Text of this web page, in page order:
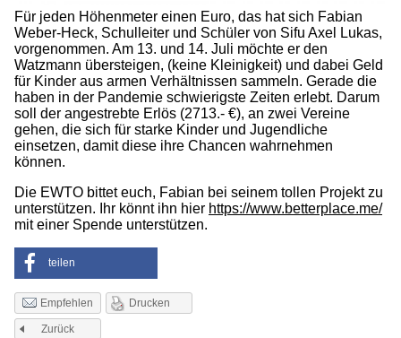
Für jeden Höhenmeter einen Euro, das hat sich Fabian
Weber-Heck, Schulleiter und Schüler von Sifu Axel Lukas,
vorgenommen. Am 13. und 14. Juli möchte er den
Watzmann übersteigen, (keine Kleinigkeit) und dabei Geld
für Kinder aus armen Verhältnissen sammeln. Gerade die
haben in der Pandemie schwierigste Zeiten erlebt. Darum
soll der angestrebte Erlös (2713.- €), an zwei Vereine
gehen, die sich für starke Kinder und Jugendliche
einsetzen, damit diese ihre Chancen wahrnehmen
können.
Die EWTO bittet euch, Fabian bei seinem tollen Projekt zu
unterstützen. Ihr könnt ihn hier https://www.betterplace.me/
mit einer Spende unterstützen.
teilen
Empfehlen Drucken
Zurück